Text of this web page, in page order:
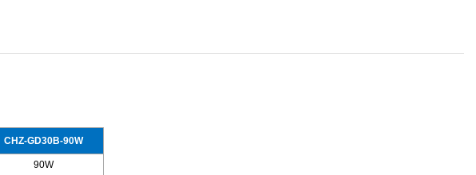
CHZ-GD30B-90W
90W